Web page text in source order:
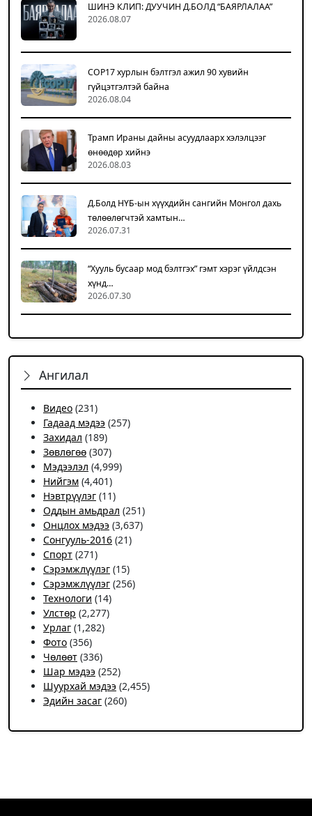
ШИНЭ КЛИП: ДУУЧИН Д.БОЛД “БАЯРЛАЛАА”
2026.08.07
COP17 хурлын бэлтгэл ажил 90 хувийн
гүйцэтгэлтэй байна
2026.08.04
Трамп Ираны дайны асуудлаарх хэлэлцээг
өнөөдөр хийнэ
2026.08.03
Д.Болд НҮБ-ын хүүхдийн сангийн Монгол дахь
төлөөлөгчтэй хамтын…
2026.07.31
“Хууль бусаар мод бэлтгэх” гэмт хэрэг үйлдсэн
хүнд…
2026.07.30
Ангилал
Видео (231)
Гадаад мэдээ (257)
Захидал (189)
Зөвлөгөө (307)
Мэдээлэл (4,999)
Нийгэм (4,401)
Нэвтрүүлэг (11)
Оддын амьдрал (251)
Онцлох мэдээ (3,637)
Сонгууль-2016 (21)
Спорт (271)
Сэрэмжлүүлэг (15)
Сэрэмжлүүлэг (256)
Технологи (14)
Улстөр (2,277)
Урлаг (1,282)
Фото (356)
Чѳлѳѳт (336)
Шар мэдээ (252)
Шуурхай мэдээ (2,455)
Эдийн засаг (260)